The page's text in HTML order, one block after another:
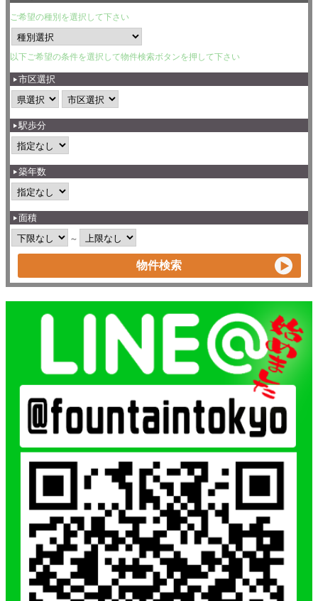
ご希望の種別を選択して下さい
以下ご希望の条件を選択して物件検索ボタンを押して下さい
市区選択
駅歩分
築年数
面積
～